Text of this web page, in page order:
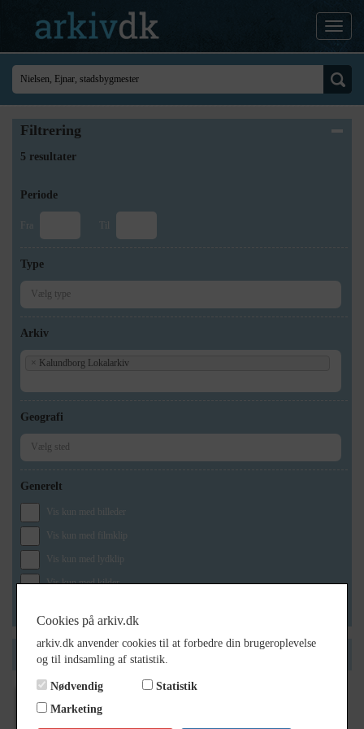
Filtrering
5 resultater
Periode
Fra Til
Type
Arkiv
× Kalundborg Lokalarkiv
Geografi
Generelt
Vis kun med billeder
Vis kun med filmklip
Vis kun med lydklip
Vis kun med kilder
Side 1 af 1
Cookies på arkiv.dk
arkiv.dk anvender cookies til at forbedre din brugeroplevelse
og til indsamling af statistik.
Nødvendig
Statistik
Marketing